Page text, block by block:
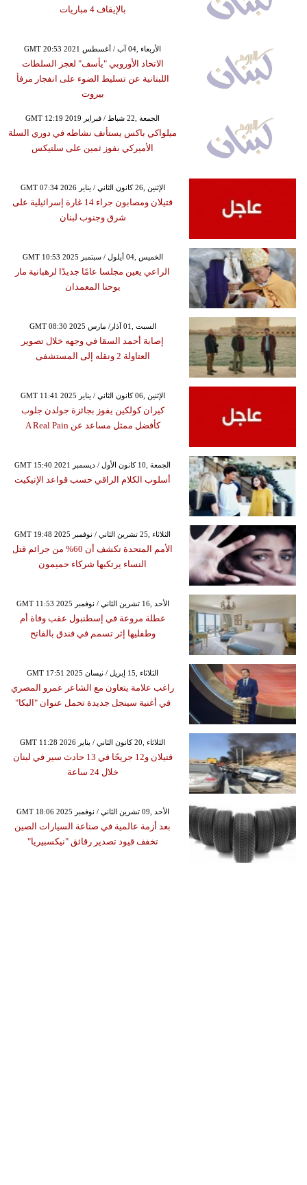
بالإيقاف 4 مباريات
GMT 20:53 2021 الأربعاء ,04 آب / أغسطس
الاتحاد الأوروبي "يأسف" لعجز السلطات
اللبنانية عن تسليط الضوء على انفجار مرفأ
بيروت
GMT 12:19 2019 الجمعة ,22 شباط / فبراير
ميلواكي باكس يستأنف نشاطه في دوري السلة
الأميركي بفوز ثمين على سلتيكس
GMT 07:34 2026 الإثنين ,26 كانون الثاني / يناير
قتيلان ومصابون جراء 14 غارة إسرائيلية على
شرق وجنوب لبنان
GMT 10:53 2025 الخميس ,04 أيلول / سبتمبر
الراعي يعين مجلسا عامًا جديدًا لرهبانية مار
يوحنا المعمدان
GMT 08:30 2025 السبت ,01 آذار/ مارس
إصابة أحمد السقا في وجهه خلال تصوير
العتاولة 2 ونقله إلى المستشفى
GMT 11:41 2025 الإثنين ,06 كانون الثاني / يناير
كيران كولكين يفوز بجائزة جولدن جلوب
كأفضل ممثل مساعد عن A Real Pain
GMT 15:40 2021 الجمعة ,10 كانون الأول / ديسمبر
أسلوب الكلام الراقي حسب قواعد الإتيكيت
GMT 19:48 2025 الثلاثاء ,25 تشرين الثاني / نوفمبر
الأمم المتحدة تكشف أن 60% من جرائم قتل
النساء يرتكبها شركاء حميمون
GMT 11:53 2025 الأحد ,16 تشرين الثاني / نوفمبر
عطلة مروعة في إسطنبول عقب وفاة أم
وطفليها إثر تسمم في فندق بالفاتح
GMT 17:51 2025 الثلاثاء ,15 إبريل / نيسان
راغب علامة يتعاون مع الشاعر عمرو المصري
في أغنية سينجل جديدة تحمل عنوان "البكا"
GMT 11:28 2026 الثلاثاء ,20 كانون الثاني / يناير
قتيلان و12 جريحًا في 13 حادث سير في لبنان
خلال 24 ساعة
GMT 18:06 2025 الأحد ,09 تشرين الثاني / نوفمبر
بعد أزمة عالمية في صناعة السيارات الصين
تخفف قيود تصدير رقائق "نيكسبيريا"